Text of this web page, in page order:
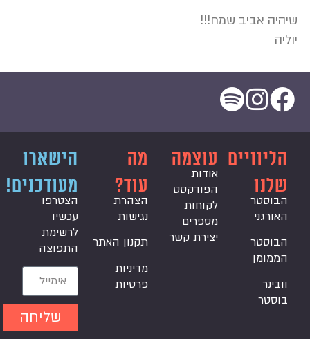
שיהיה אביב שמח!!!
יוליה
הליוויים
שלנו
הבוסטר
האורגני
הבוסטר
הממומן
וובינר
בוסטר
עוצמה
אודות
הפודקסט
לקוחות
מספרים
יצירת קשר
מה
עוד?
הצהרת
נגישות
תקנון האתר
מדיניות
פרטיות
הישארו
מעודכנים!
הצטרפו
עכשיו
לרשימת
התפוצה
שליחה